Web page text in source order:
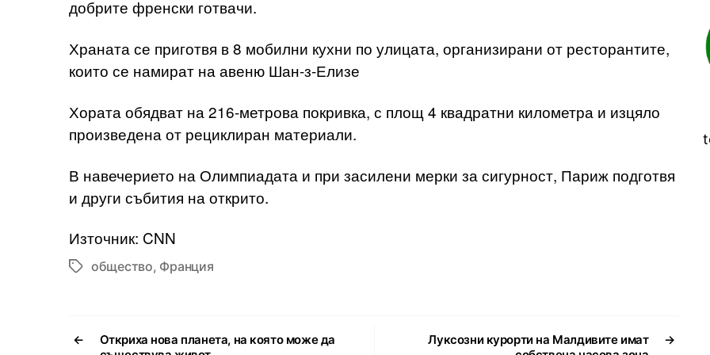
добрите френски готвачи.
Храната се приготвя в 8 мобилни кухни по улицата, организирани от ресторантите,
които се намират на авеню Шан-з-Елизе
Хората обядват на 216-метрова покривка, с площ 4 квадратни километра и изцяло
произведена от рециклиран материали.
В навечерието на Олимпиадата и при засилени мерки за сигурност, Париж подготвя
и други събития на открито.
Източник: CNN
Tagsобщество, Франция
←
Откриха нова планета, на която може да
→
Луксозни курорти на Малдивите имат